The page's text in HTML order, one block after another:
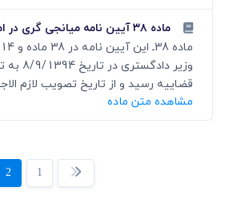
ماده ۳۸ آیین نامه میانجی گری در امور کیفری
وزیر
قضاییه رسید و از تاریخ تصویب لازم
مشاهده متن ماده
2 1